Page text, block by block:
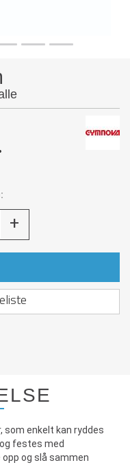
+
enkelt kan ryddes
festes med
og slå sammen